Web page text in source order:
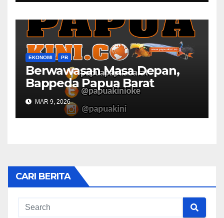
EKONOMI PB
Berwawasan Masa Depan,
Bappeda Papua Barat
Konsultasi Publik RKPD 2027
MAR 9, 2026
CARI BERITA